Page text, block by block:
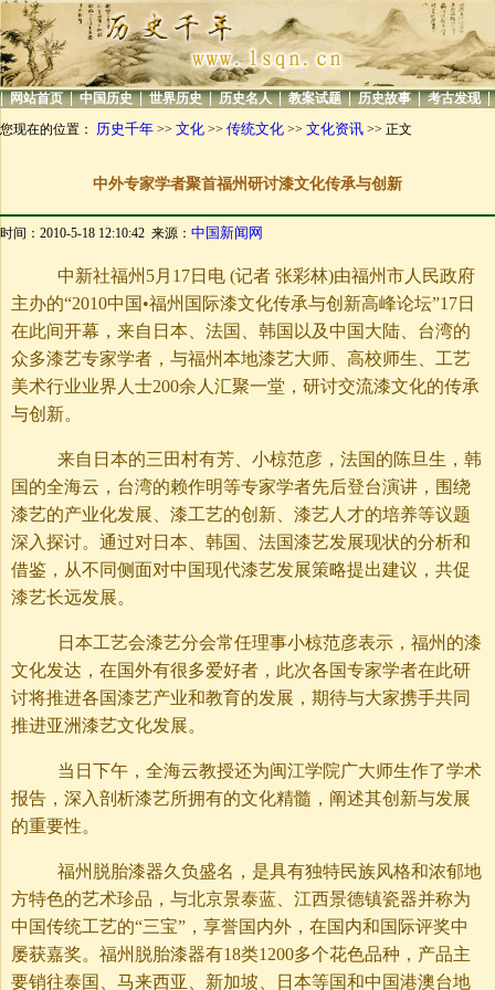
| 网站首页 | 中国历史 | 世界历史 | 历史名人 | 教案试题 | 历史故事 | 考古发现 |
您现在的位置： 历史千年 >> 文化 >> 传统文化 >> 文化资讯 >> 正文
中外专家学者聚首福州研讨漆文化传承与创新
时间：2010-5-18 12:10:42 来源： 中国新闻网
中新社福州5月17日电 (记者 张彩林)由福州市人民政府
主办的“2010中国•福州国际漆文化传承与创新高峰论坛”17日
在此间开幕，来自日本、法国、韩国以及中国大陆、台湾的
众多漆艺专家学者，与福州本地漆艺大师、高校师生、工艺
美术行业业界人士200余人汇聚一堂，研讨交流漆文化的传承
与创新。
来自日本的三田村有芳、小椋范彦，法国的陈旦生，韩
国的全海云，台湾的赖作明等专家学者先后登台演讲，围绕
漆艺的产业化发展、漆工艺的创新、漆艺人才的培养等议题
深入探讨。通过对日本、韩国、法国漆艺发展现状的分析和
借鉴，从不同侧面对中国现代漆艺发展策略提出建议，共促
漆艺长远发展。
日本工艺会漆艺分会常任理事小椋范彦表示，福州的漆
文化发达，在国外有很多爱好者，此次各国专家学者在此研
讨将推进各国漆艺产业和教育的发展，期待与大家携手共同
推进亚洲漆艺文化发展。
当日下午，全海云教授还为闽江学院广大师生作了学术
报告，深入剖析漆艺所拥有的文化精髓，阐述其创新与发展
的重要性。
福州脱胎漆器久负盛名，是具有独特民族风格和浓郁地
方特色的艺术珍品，与北京景泰蓝、江西景德镇瓷器并称为
中国传统工艺的“三宝”，享誉国内外，在国内和国际评奖中
屡获嘉奖。福州脱胎漆器有18类1200多个花色品种，产品主
要销往泰国、马来西亚、新加坡、日本等国和中国港澳台地